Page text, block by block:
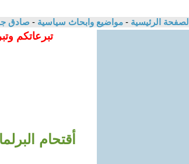
الصفحة الرئيسية - مواضيع وابحاث سياسية - صادق
تبرعاتكم
أقتحام